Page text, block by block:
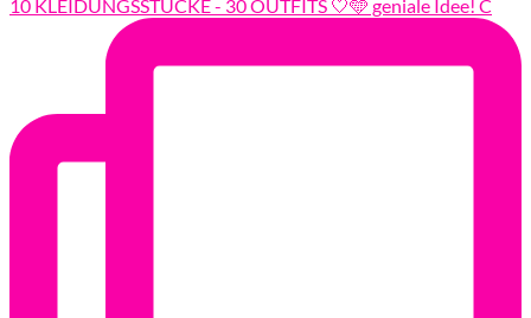
10 KLEIDUNGSSTÜCKE - 30 OUTFITS 🤍🩵 geniale Idee! C